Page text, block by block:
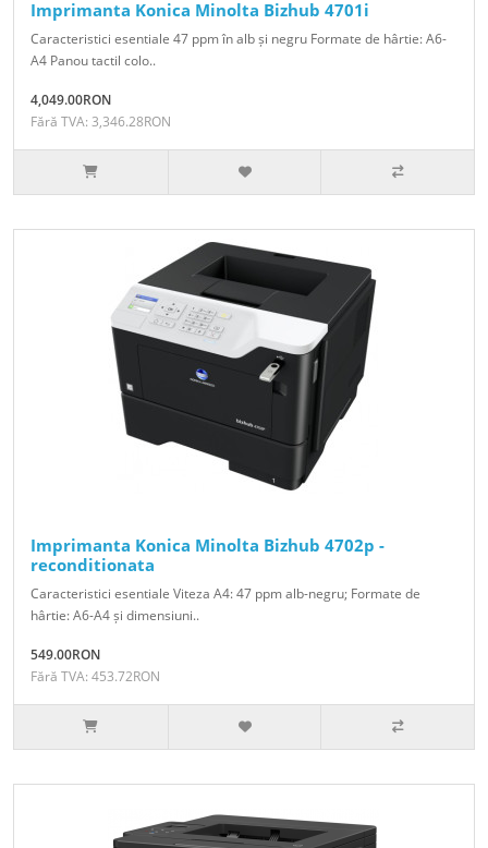
Imprimanta Konica Minolta Bizhub 4701i
Caracteristici esentiale 47 ppm în alb și negru Formate de hârtie: A6-
A4 Panou tactil colo..
4,049.00RON
Fără TVA: 3,346.28RON
Imprimanta Konica Minolta Bizhub 4702p -
reconditionata
Caracteristici esentiale Viteza A4: 47 ppm alb-negru; Formate de
hârtie: A6-A4 și dimensiuni..
549.00RON
Fără TVA: 453.72RON